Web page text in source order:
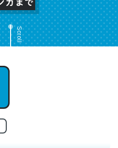
Scroll
バーなんだろうなと凄く思
原文もお勧め。自分はこの流
Then Covid hit. Shit.
？ by ラーズ・ヌートバー